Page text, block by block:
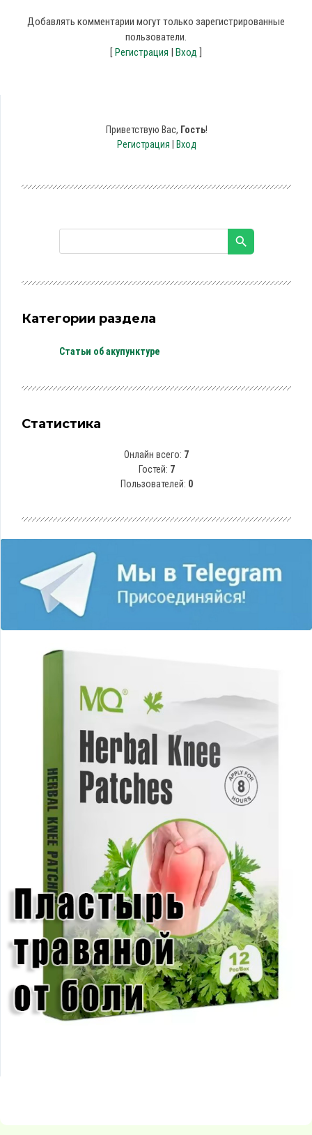
Добавлять комментарии могут только зарегистрированные
пользователи.
[Регистрация | Вход ]
Приветствую Вас, Гость!
Регистрация
Вход
Категории раздела
Статьи об акупунктуре
Статистика
Онлайн всего: 7
Гостей: 7
Пользователей: 0